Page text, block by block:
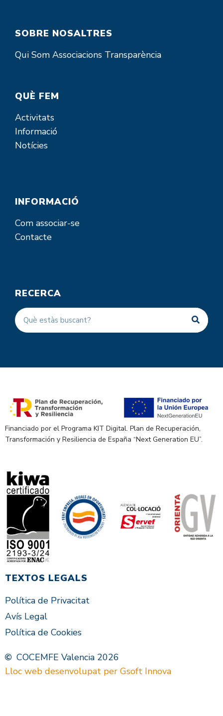
SOBRE NOSALTRES
Qui Som Associacions Transparència
QUÈ FEM
Activitats
Informació
Notícies
INFORMACIÓ
Com associar-se
Contacte
RECERCA
Financiado por el Programa KIT Digital. Plan de Recuperación,
Transformación y Resiliencia de España “Next Generation EU”.
TEXTOS LEGALS
Política de Privacitat
Avís Legal
Política de Cookies
COCEMFE Valencia 2026
Lloc web desenvolupat per Gsoft Innova